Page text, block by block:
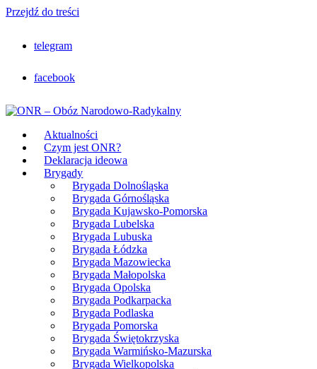
Przejdź do treści
telegram
facebook
Aktualności
Czym jest ONR?
Deklaracja ideowa
Brygady
Brygada Dolnośląska
Brygada Górnośląska
Brygada Kujawsko-Pomorska
Brygada Lubelska
Brygada Lubuska
Brygada Łódzka
Brygada Mazowiecka
Brygada Małopolska
Brygada Opolska
Brygada Podkarpacka
Brygada Podlaska
Brygada Pomorska
Brygada Świętokrzyska
Brygada Warmińsko-Mazurska
Brygada Wielkopolska